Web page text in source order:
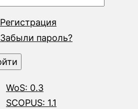
Регистрация
Забыли пароль?
WoS: 0.3
SCOPUS: 1.1